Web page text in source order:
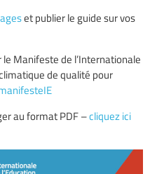
et publier le guide sur vos
Manifeste de l’Internationale
de qualité pour
au format PDF –cliquez ici